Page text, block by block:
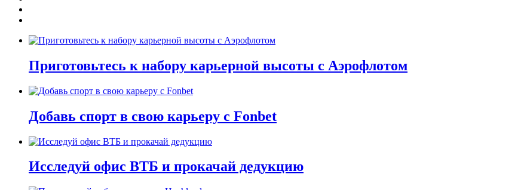
Приготовьтесь к набору карьерной высоты с Аэрофлотом
Добавь спорт в свою карьеру с Fonbet
Исследуй офис ВТБ и прокачай дедукцию